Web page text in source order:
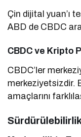
Çin dijital yuan’ı
ABD de CBDC
CBDC ve Kripto
CBDC’ler
merkeziyetsizdir.
amaçlarını